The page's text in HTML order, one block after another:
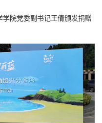
院党委副书记王倩颁发捐赠